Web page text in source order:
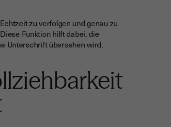
zu verfolgen und genau zu
Funktion hilft dabei, die
Unterschrift übersehen wird.